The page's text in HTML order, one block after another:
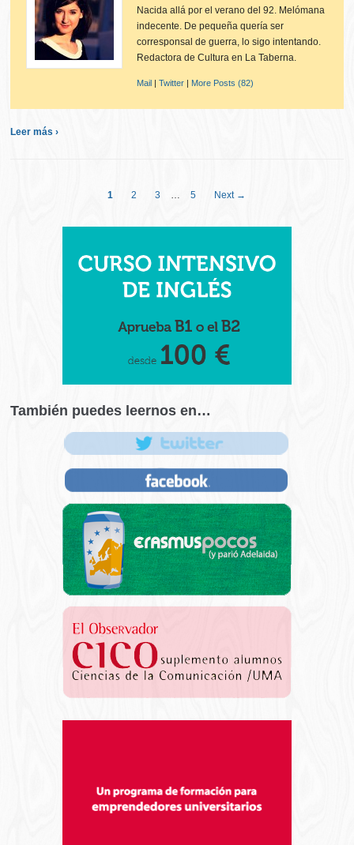
Nacida allá por el verano del 92. Melómana
indecente. De pequeña quería ser
corresponsal de guerra, lo sigo intentando.
Redactora de Cultura en La Taberna.
Mail |Twitter | More Posts (82)
Leer más ›
1 2 3 … 5 Next →
También puedes leernos en…